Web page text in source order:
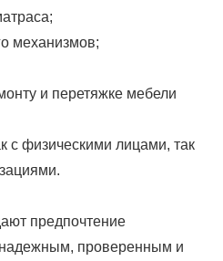
механизмов;
и перетяжке мебели
с физическими лицами, так
предпочтение
проверенным и